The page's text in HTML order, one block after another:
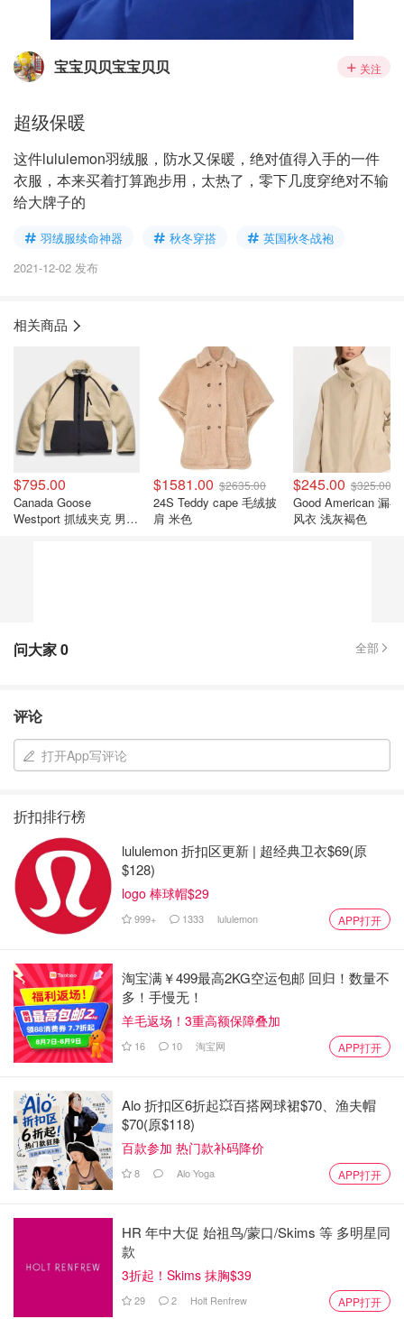
宝宝贝贝宝宝贝贝 关注
超级保暖
这件lululemon羽绒服，防水又保暖，绝对值得入手的一件
衣服，本来买着打算跑步用，太热了，零下几度穿绝对不输
给大牌子的
羽绒服续命神器 秋冬穿搭
英国秋冬战袍
2021-12-02 发布
相关商品
$795.00
Canada Goose
Westport 抓绒夹克 男女
$1581.00 $2635.00
24S Teddy cape 毛绒披
肩 米色
$245.00 $325.00
Good American 漏
风衣 浅灰褐色
问大家0 全部
评论
打开App写评论
折扣排行榜
lululemon 折扣区更新 | 超经典卫衣$69(原
$128)
logo 棒球帽$29
999+ 1333 lululemon APP打开
淘宝满￥499最高2KG空运包邮 回归！数量不
多！手慢无！
羊毛返场！3重高额保障叠加
16 10 淘宝网 APP打开
Alo 折扣区6折起💥百搭网球裙$70、渔夫帽
$70(原$118)
百款参加 热门款补码降价
8 Alo Yoga APP打开
HR 年中大促 始祖鸟/蒙口/Skims 等 多明星同
款
3折起！Skims 抹胸$39
29 2 Holt Renfrew APP打开